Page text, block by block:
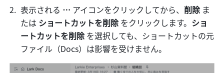
表示される … アイコンをクリックしてから、 削除 ま
たは ショートカットを削除 をクリックします。 ショ
ートカットを削除 を選択しても、ショートカットの元
ファイル（Docs）は影響を受けません。